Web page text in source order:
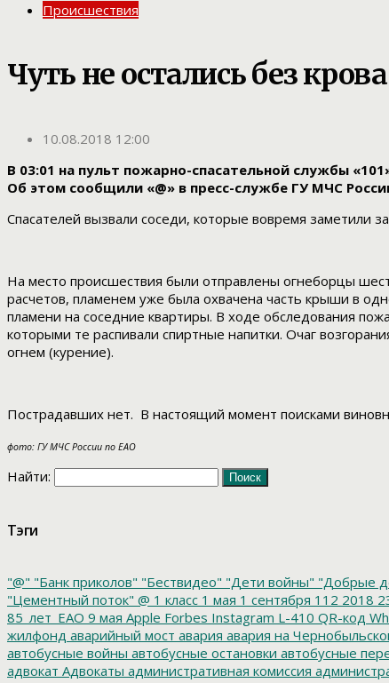
Происшествия
Чуть не остались без
10.08.2018 12:00
В 03:01 на пульт пожарно-спасательной службы
Об этом сообщили «@» в пресс-службе ГУ МЧС
Спасателей вызвали соседи, которые вовремя заметили
На место происшествия были отправлены огнеборцы
расчетов, пламенем уже была охвачена часть крыши в
пламени на соседние квартиры. В ходе обследования
которыми те распивали спиртные напитки. Очаг
огнем (курение).
Пострадавших нет. В настоящий момент поисками
фото: ГУ МЧС России по ЕАО
Найти:
Тэги
"@" "Банк приколов" "Бествидео" "Дети войны" "Добрые
"Цементный поток" @ 1 класс 1 мая 1 сентября 112 2018
85_лет_ЕАО 9 мая Apple Forbes Instagram L-410 QR-код
жилфонд аварийный мост авария авария на
автобусные войны автобусные остановки автобусные
адвокат Адвокаты административная комиссия